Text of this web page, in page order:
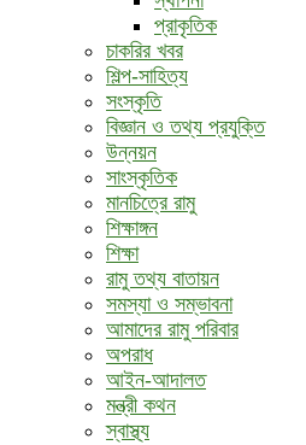
প্রাকৃতিক
চাকরির খবর
শিল্প-সাহিত্য
সংস্কৃতি
বিজ্ঞান ও তথ্য প্রযুক্তি
উন্নয়ন
সাংস্কৃতিক
মানচিত্রে রামু
শিক্ষাঙ্গন
শিক্ষা
রামু তথ্য বাতায়ন
সমস্যা ও সম্ভাবনা
আমাদের রামু পরিবার
অপরাধ
আইন-আদালত
মন্ত্রী কথন
স্বাস্থ্য